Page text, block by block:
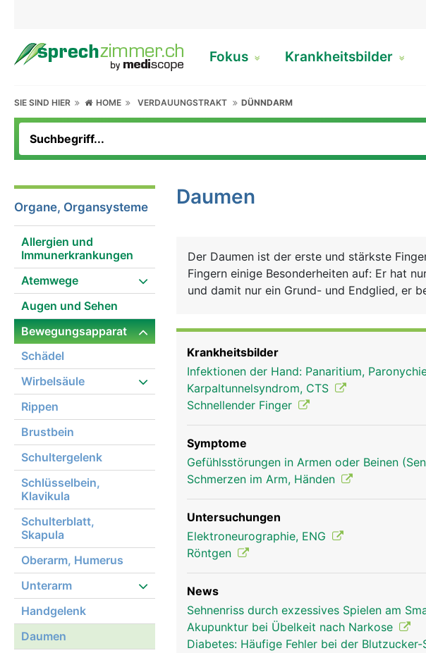
Fokus Krankheitsbilder
SIE SIND HIER HOME VERDAUUNGSTRAKT DÜNNDARM
Organe, Organsysteme
Allergien und
Immunerkrankungen
Atemwege
Augen und Sehen
Bewegungsapparat
Schädel
Wirbelsäule
Rippen
Brustbein
Schultergelenk
Schlüsselbein,
Klavikula
Schulterblatt,
Skapula
Oberarm, Humerus
Unterarm
Handgelenk
Daumen
Daumen
Der Daumen ist der erste und stärkste
Fingern einige Besonderheiten auf: Er hat
und damit nur ein Grund- und Endglied, er
Daumen Frau
Krankheitsbilder
Infektionen der Hand: Panaritium,
Karpaltunnelsyndrom, CTS
Schnellender Finger
Symptome
Gefühlsstörungen in Armen oder Beinen
Schmerzen im Arm, Händen
Untersuchungen
Elektroneurographie, ENG
Röntgen
News
Sehnenriss durch exzessives Spielen am
Akupunktur bei Übelkeit nach Narkose
Diabetes: Häufige Fehler bei der